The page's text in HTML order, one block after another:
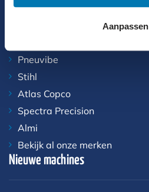
Aanpassen
Pneuvibe
Stihl
Atlas Copco
Spectra Precision
Almi
Bekijk al onze merken
Nieuwe machines